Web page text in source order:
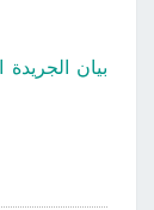
بيان الجريدة